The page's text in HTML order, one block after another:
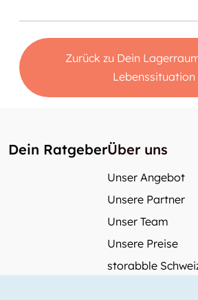
Zurück zu Dein
Lebenssituation
Dein RatgeberÜber uns
Unser Angebot
Unsere Partner
Unser Team
Unsere Preise
storabble